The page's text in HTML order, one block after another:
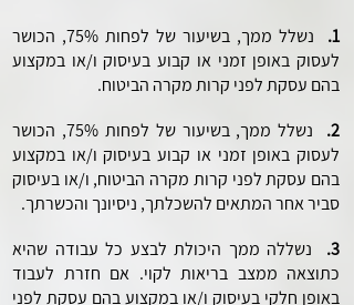
1.
נשלל ממך, בשיעור של לפחות 75%, הכושר
לעסוק באופן זמני או קבוע בעיסוק ו/או במקצוע
בהם עסקת לפני קרות מקרה הביטוח.
2.
נשלל ממך, בשיעור של לפחות 75%, הכושר
לעסוק באופן זמני או קבוע בעיסוק ו/או במקצוע
בהם עסקת לפני קרות מקרה הביטוח, ו/או בעיסוק
סביר אחר המתאים להשכלתך, ניסיונך והכשרתך.
3.
נשללה ממך היכולת לבצע כל עבודה שהיא
כתוצאה ממצב בריאות לקוי. אם חזרת לעבוד
באופן חלקי בעיסוק ו/או במקצוע בהם עסקת לפני